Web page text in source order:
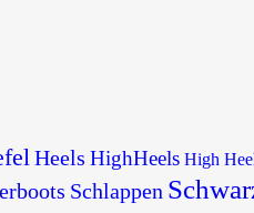
Heels HighHeels High
Schlappen